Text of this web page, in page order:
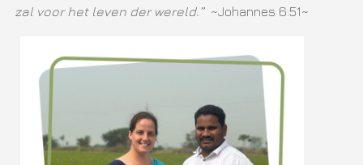
zal voor het leven der wereld.” ~Johannes 6:51~